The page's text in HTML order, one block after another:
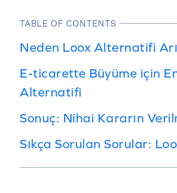
TABLE OF CONTENTS
Neden Loox Alternatifi
E-ticarette Büyüme için
Alternatifi
Sonuç: Nihai Kararın
Sıkça Sorulan Sorular: